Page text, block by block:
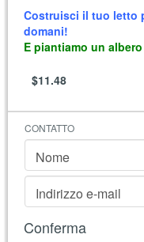
Costruisci il tuo letto
domani!
E piantiamo un
$11.48
CONTATTO
Nome
Indirizzo e-mail
Conferma